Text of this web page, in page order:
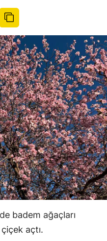
badem ağaçları
açtı.